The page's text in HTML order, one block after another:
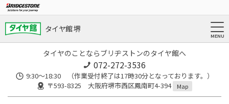
タイヤ館 堺
タイヤのことならブリヂストンのタイヤ館へ
072-272-3536
9:30〜18:30 （作業受付終了は17時30分となっております。）
〒593-8325 大阪府堺市西区鳳南町4-394
Map